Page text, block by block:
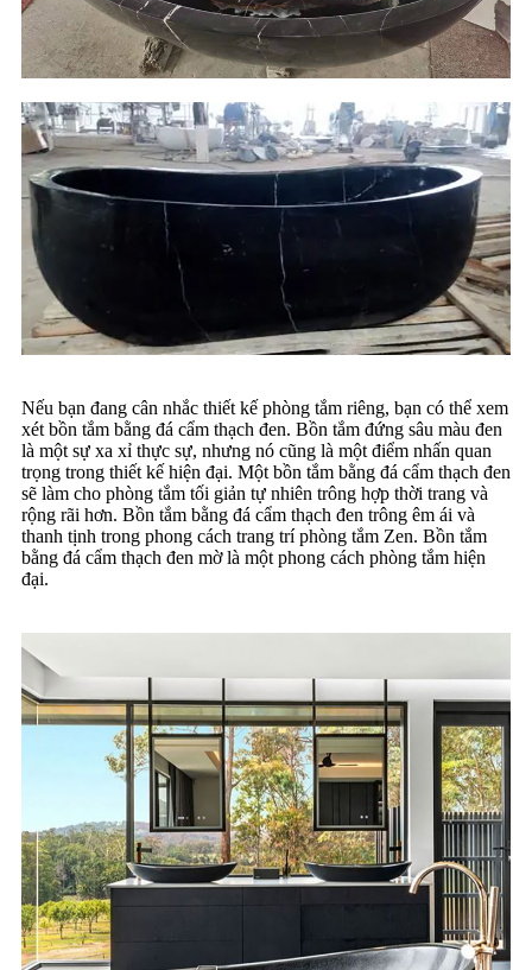
Nếu bạn đang cân nhắc thiết kế phòng tắm riêng, bạn có thể xem
xét bồn tắm bằng đá cẩm thạch đen. Bồn tắm đứng sâu màu đen
là một sự xa xỉ thực sự, nhưng nó cũng là một điểm nhấn quan
trọng trong thiết kế hiện đại. Một bồn tắm bằng đá cẩm thạch đen
sẽ làm cho phòng tắm tối giản tự nhiên trông hợp thời trang và
rộng rãi hơn. Bồn tắm bằng đá cẩm thạch đen trông êm ái và
thanh tịnh trong phong cách trang trí phòng tắm Zen. Bồn tắm
bằng đá cẩm thạch đen mờ là một phong cách phòng tắm hiện
đại.